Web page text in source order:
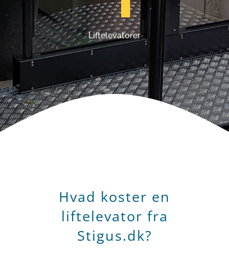
Liftelevatorer
Hvad koster en
liftelevator fra
Stigus.dk?